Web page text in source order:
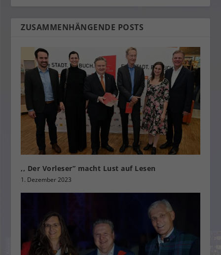
ZUSAMMENHÄNGENDE POSTS
,, Der Vorleser” macht Lust auf Lesen
1. Dezember 2023